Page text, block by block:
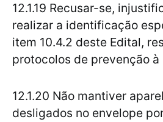
12.1.19 Recusar-se,
realizar a identificação
item 10.4.2 deste Edital,
protocolos de prevenção
12.1.20 Não mantiver
desligados no envelope